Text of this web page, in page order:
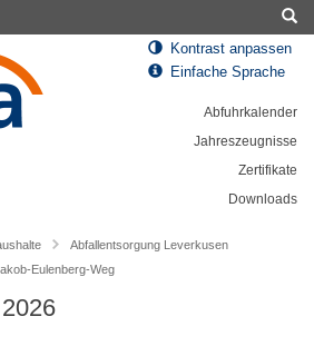
Kontrast anpassen
Einfache Sprache
Abfuhrkalender
Jahreszeugnisse
Zertifikate
Downloads
Abfallentsorgung Leverkusen
Eulenberg-Weg